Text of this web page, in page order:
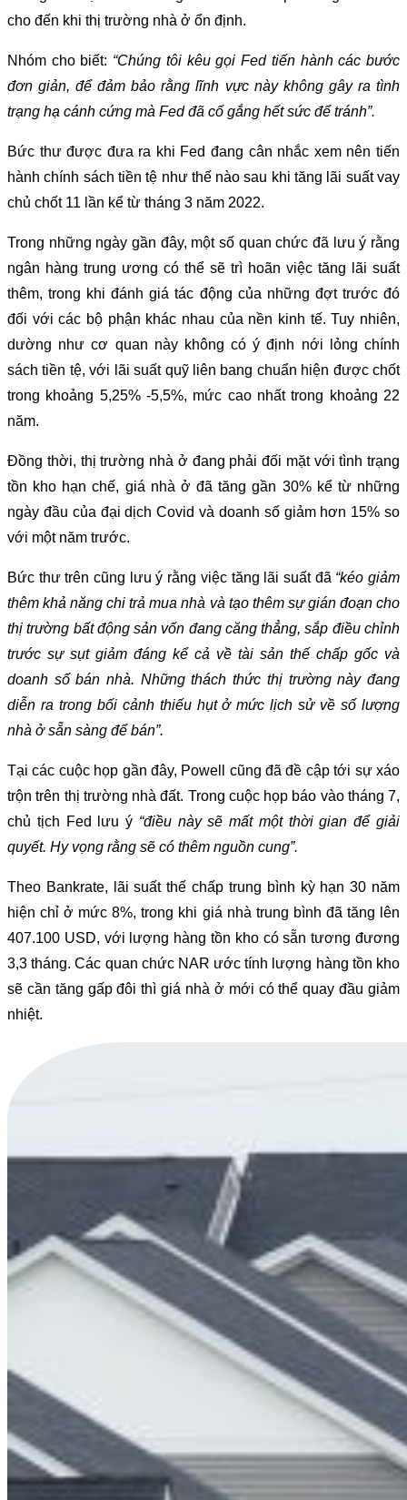
cho đến khi thị trường nhà ở ổn định.
Nhóm cho biết: “Chúng tôi kêu gọi Fed tiến hành các bước
đơn giản, để đảm bảo rằng lĩnh vực này không gây ra tình
trạng hạ cánh cứng mà Fed đã cố gắng hết sức để tránh”.
Bức thư được đưa ra khi Fed đang cân nhắc xem nên tiến
hành chính sách tiền tệ như thế nào sau khi tăng lãi suất vay
chủ chốt 11 lần kể từ tháng 3 năm 2022.
Trong những ngày gần đây, một số quan chức đã lưu ý rằng
ngân hàng trung ương có thể sẽ trì hoãn việc tăng lãi suất
thêm, trong khi đánh giá tác động của những đợt trước đó
đối với các bộ phận khác nhau của nền kinh tế. Tuy nhiên,
dường như cơ quan này không có ý định nới lỏng chính
sách tiền tệ, với lãi suất quỹ liên bang chuẩn hiện được chốt
trong khoảng 5,25% -5,5%, mức cao nhất trong khoảng 22
năm.
Đồng thời, thị trường nhà ở đang phải đối mặt với tình trạng
tồn kho hạn chế, giá nhà ở đã tăng gần 30% kể từ những
ngày đầu của đại dịch Covid và doanh số giảm hơn 15% so
với một năm trước.
Bức thư trên cũng lưu ý rằng việc tăng lãi suất đã “kéo giảm
thêm khả năng chi trả mua nhà và tạo thêm sự gián đoạn cho
thị trường bất động sản vốn đang căng thẳng, sắp điều chỉnh
trước sự sụt giảm đáng kể cả về tài sản thế chấp gốc và
doanh số bán nhà. Những thách thức thị trường này đang
diễn ra trong bối cảnh thiếu hụt ở mức lịch sử về số lượng
nhà ở sẵn sàng để bán”.
Tại các cuộc họp gần đây, Powell cũng đã đề cập tới sự xáo
trộn trên thị trường nhà đất. Trong cuộc họp báo vào tháng 7,
chủ tịch Fed lưu ý “điều này sẽ mất một thời gian để giải
quyết. Hy vọng rằng sẽ có thêm nguồn cung”.
Theo Bankrate, lãi suất thế chấp trung bình kỳ hạn 30 năm
hiện chỉ ở mức 8%, trong khi giá nhà trung bình đã tăng lên
407.100 USD, với lượng hàng tồn kho có sẵn tương đương
3,3 tháng. Các quan chức NAR ước tính lượng hàng tồn kho
sẽ cần tăng gấp đôi thì giá nhà ở mới có thể quay đầu giảm
nhiệt.